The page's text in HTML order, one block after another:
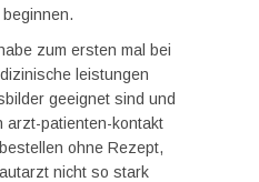
zum ersten mal bei
leistungen
geeignet sind und
arzt-patienten-kontakt
ohne Rezept,
nicht so stark